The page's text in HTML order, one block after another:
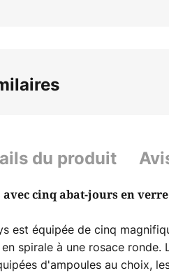
du produit
avec cinq abat-jours en
est équipée de cinq
spirale à une rosace
d'ampoules au choix,